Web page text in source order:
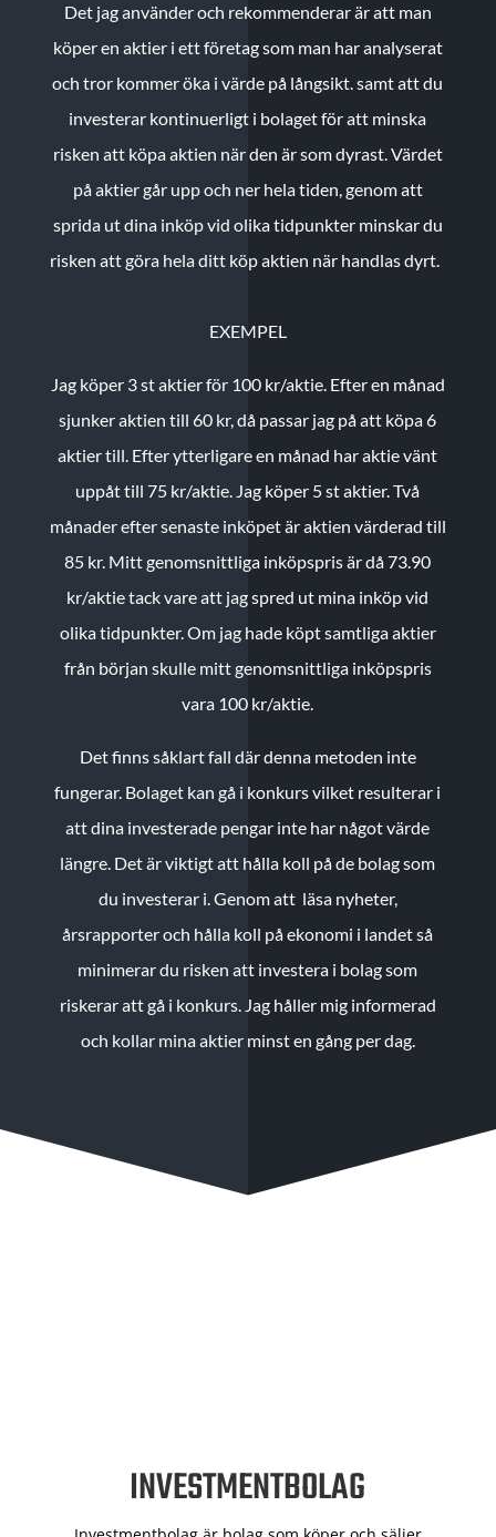
Det jag använder och rekommenderar är att man
köper en aktier i ett företag som man har analyserat
och tror kommer öka i värde på långsikt. samt att du
investerar kontinuerligt i bolaget för att minska
risken att köpa aktien när den är som dyrast. Värdet
på aktier går upp och ner hela tiden, genom att
sprida ut dina inköp vid olika tidpunkter minskar du
risken att göra hela ditt köp aktien när handlas dyrt.
EXEMPEL
Jag köper 3 st aktier för 100 kr/aktie. Efter en månad
sjunker aktien till 60 kr, då passar jag på att köpa 6
aktier till. Efter ytterligare en månad har aktie vänt
uppåt till 75 kr/aktie. Jag köper 5 st aktier.Två
månader efter senaste inköpet är aktien värderad till
85 kr. Mitt genomsnittliga inköpspris är då 73.90
kr/aktie tack vare att jag spred ut mina inköp vid
olika tidpunkter. Om jag hade köpt samtliga aktier
från början skulle mitt genomsnittliga inköpspris
vara 100 kr/aktie.
Det finns såklart fall där denna metoden inte
fungerar. Bolaget kan gå i konkurs vilket resulterar i
att dina investerade pengar inte har något värde
längre. Det är viktigt att hålla koll på de bolag som
du investerar i. Genom att läsa nyheter,
årsrapporter och hålla koll på ekonomi i landet så
minimerar du risken att investera i bolag som
riskerar att gå i konkurs. Jag håller mig informerad
och kollar mina aktier minst en gång per dag.
INVESTMENTBOLAG